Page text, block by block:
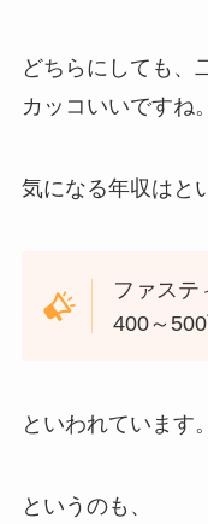
どちらにしても、
カッコいいですね。
気になる年収はと
ファステ
400～
といわれています。
というのも、